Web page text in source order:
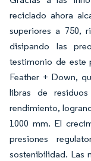
reciclado ahora
superiores a 750,
disipando las
testimonio de este
Feather + Down,
libras de
rendimiento,
1000 mm. El
presiones
sostenibilidad. Las